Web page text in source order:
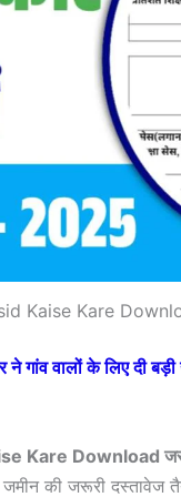
Kaise Kare
गांव वालों के लिए दी
Kare Download
की जरूरी दस्तावेज